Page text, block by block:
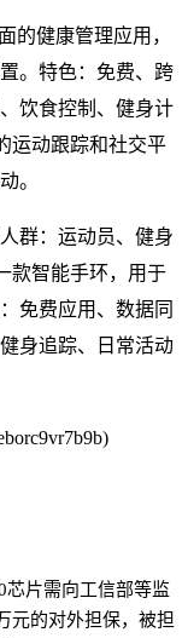
的健康管理应用，
。特色：免费、跨
饮食控制、健身计
运动跟踪和社交平
。
群：运动员、健身
款智能手环，用于
免费应用、数据同
身追踪、日常活动
片需向工信部等监
元的对外担保，被担